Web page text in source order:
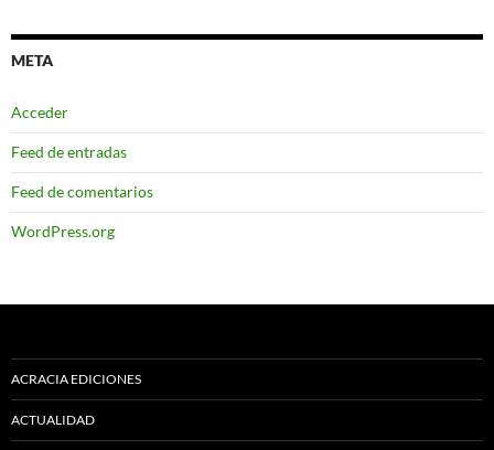
META
Acceder
Feed de entradas
Feed de comentarios
WordPress.org
ACRACIA EDICIONES
ACTUALIDAD